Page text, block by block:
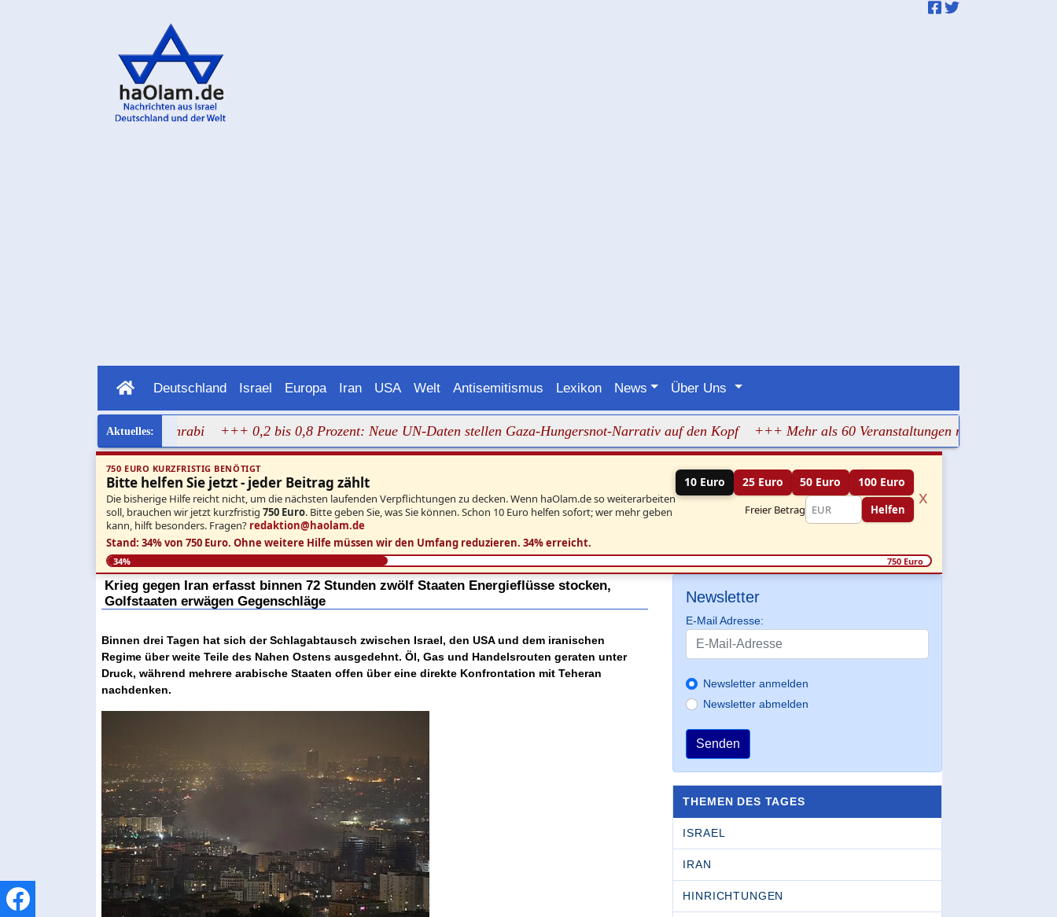
Deutschland Israel Europa Iran USA Welt Antisemitismus Lexikon News Über Uns
Bild von Dalal Mughrabi +++ 0,2 bis 0,8 Prozent: Neue UN-Daten stellen Gaza-Hungersnot-Narrativ auf den Kopf +++ Mehr als 60 Veranstaltungen machen jüdisches
750 EURO KURZFRISTIG BENÖTIGT
Bitte helfen Sie jetzt - jeder Beitrag zählt
Die bisherige Hilfe reicht nicht, um die nächsten laufenden Verpflichtungen zu decken. Wenn haOlam.de so weiterarbeiten
soll, brauchen wir jetzt kurzfristig 750 Euro. Bitte geben Sie, was Sie können. Schon 10 Euro helfen sofort; wer mehr geben
kann, hilft besonders. Fragen? redaktion@haolam.de
10 Euro 25 Euro 50 Euro 100 Euro
Freier Betrag Helfen
x
Stand: 34% von 750 Euro. Ohne weitere Hilfe müssen wir den Umfang reduzieren. 34% erreicht.
34% 750 Euro
Krieg gegen Iran erfasst binnen 72 Stunden zwölf Staaten Energieflüsse stocken,
Golfstaaten erwägen Gegenschläge
Binnen drei Tagen hat sich der Schlagabtausch zwischen Israel, den USA und dem iranischen
Regime über weite Teile des Nahen Ostens ausgedehnt. Öl, Gas und Handelsrouten geraten unter
Druck, während mehrere arabische Staaten offen über eine direkte Konfrontation mit Teheran
nachdenken.
Newsletter
E-Mail Adresse:
Newsletter anmelden
Newsletter abmelden
Senden
THEMEN DES TAGES
ISRAEL
IRAN
HINRICHTUNGEN